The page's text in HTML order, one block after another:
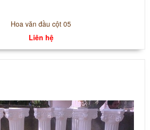
Hoa văn đầu cột 05
Liên hệ